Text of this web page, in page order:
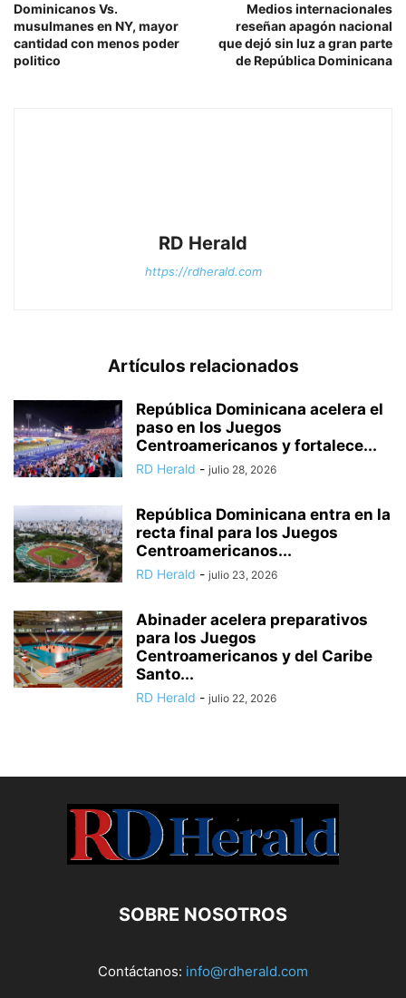
Dominicanos Vs.
musulmanes en NY, mayor
cantidad con menos poder
politico
Medios internacionales
reseñan apagón nacional
que dejó sin luz a gran parte
de República Dominicana
RD Herald
https://rdherald.com
Artículos relacionados
República Dominicana acelera el
paso en los Juegos
Centroamericanos y fortalece...
RD Herald - julio 28, 2026
República Dominicana entra en la
recta final para los Juegos
Centroamericanos...
RD Herald - julio 23, 2026
Abinader acelera preparativos
para los Juegos
Centroamericanos y del Caribe
Santo...
RD Herald - julio 22, 2026
SOBRE NOSOTROS
Contáctanos: info@rdherald.com